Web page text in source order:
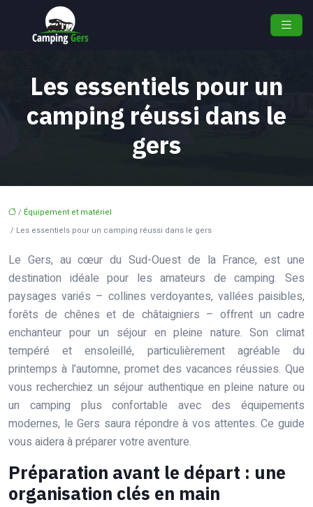
Les essentiels pour un
camping réussi dans le
gers
/ Équipement et matériel
/ Les essentiels pour un camping réussi dans le gers
Le Gers, au cœur du Sud-Ouest de la France, est une
destination idéale pour les amateurs de camping. Ses
paysages variés – collines verdoyantes, vallées paisibles,
forêts de chênes et de châtaigniers – offrent un cadre
enchanteur pour un séjour en pleine nature. Son climat
tempéré et ensoleillé, particulièrement agréable du
printemps à l’automne, promet des vacances réussies. Que
vous recherchiez un séjour authentique en pleine nature ou
un camping plus confortable avec des équipements
modernes, le Gers saura répondre à vos attentes. Ce guide
vous aidera à préparer votre aventure.
Préparation avant le départ : une
organisation clés en main